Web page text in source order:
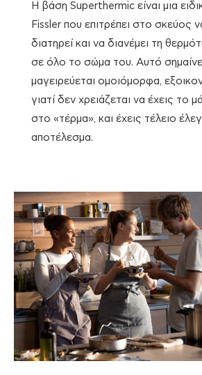
Η βάση Superthermic είναι μια
Fissler που επιτρέπει στο σκεύος
διατηρεί και να διανέμει τη
σε όλο το σώμα του. Αυτό
μαγειρεύεται ομοιόμορφα,
γιατί δεν χρειάζεται να έχεις το
στο «τέρμα», και έχεις τέλειο
αποτέλεσμα.